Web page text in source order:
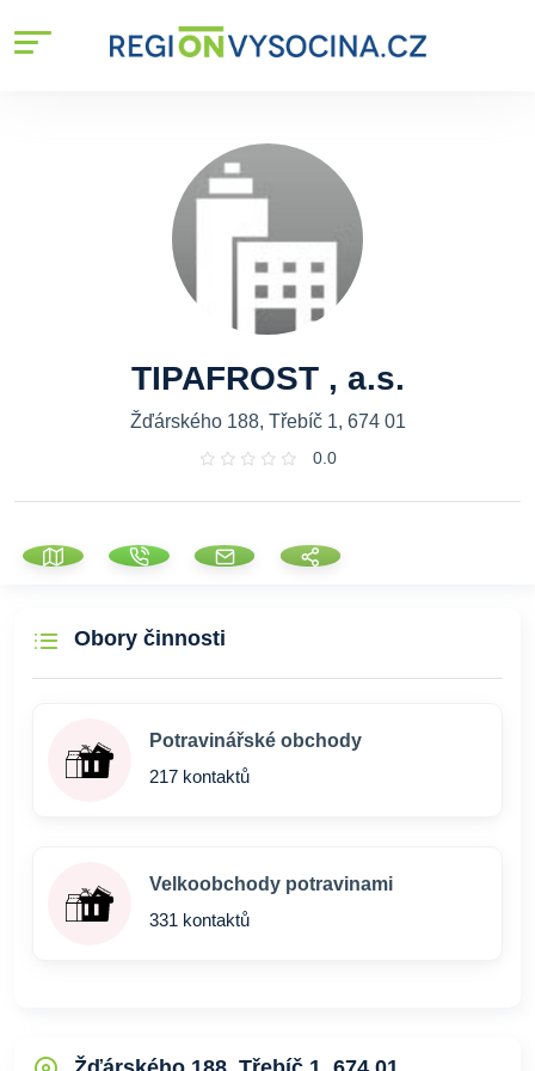
TIPAFROST , a.s.
Žďárského 188, Třebíč 1, 674 01
0.0
Obory činnosti
Potravinářské obchody
217 kontaktů
Velkoobchody potravinami
331 kontaktů